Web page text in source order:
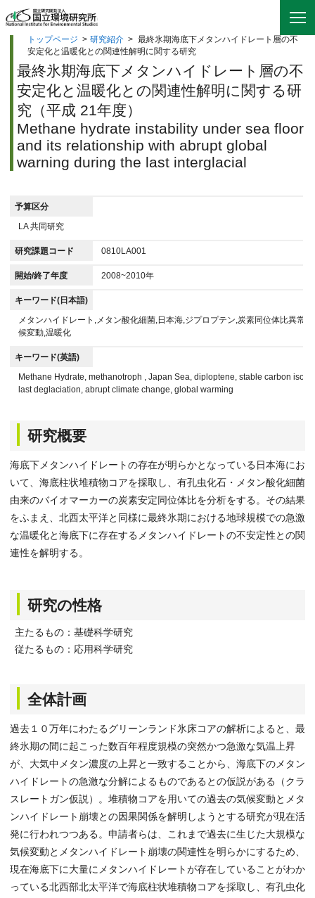
トップページ > 研究紹介 > 最終氷期海底下メタンハイドレート層の不
安定化と温暖化との関連性解明に関する研究
最終氷期海底下メタンハイドレート層の不
安定化と温暖化との関連性解明に関する研
究（平成 21年度）
Methane hydrate instability under sea floor
and its relationship with abrupt global
warning during the last interglacial
予算区分
LA 共同研究
研究課題コード 0810LA001
開始/終了年度 2008~2010年
キーワード(日本語)
メタンハイドレート,メタン酸化細菌,日本海,ジプロプテン,炭素同位体比異常,
候変動,温暖化
キーワード(英語)
Methane Hydrate, methanotroph , Japan Sea, diploptene, stable carbon
last deglaciation, abrupt climate change, global warming
研究概要
海底下メタンハイドレートの存在が明らかとなっている日本海にお
いて、海底柱状堆積物コアを採取し、有孔虫化石・メタン酸化細菌
由来のバイオマーカーの炭素安定同位体比を分析をする。その結果
をふまえ、北西太平洋と同様に最終氷期における地球規模での急激
な温暖化と海底下に存在するメタンハイドレートの不安定性との関
連性を解明する。
研究の性格
主たるもの：基礎科学研究
従たるもの：応用科学研究
全体計画
過去１０万年にわたるグリーンランド氷床コアの解析によると、最
終氷期の間に起こった数百年程度規模の突然かつ急激な気温上昇
が、大気中メタン濃度の上昇と一致することから、海底下のメタン
ハイドレートの急激な分解によるものであるとの仮説がある（クラ
スレートガン仮説）。堆積物コアを用いての過去の気候変動とメタ
ンハイドレート崩壊との因果関係を解明しようとする研究が現在活
発に行われつつある。申請者らは、これまで過去に生じた大規模な
気候変動とメタンハイドレート崩壊の関連性を明らかにするため、
現在海底下に大量にメタンハイドレートが存在していることがわか
っている北西部北太平洋で海底柱状堆積物コアを採取し、有孔虫化